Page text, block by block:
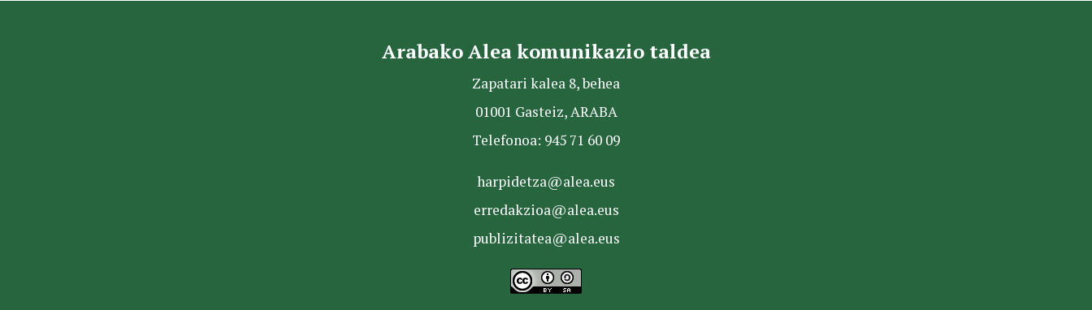
Arabako Alea komunikazio taldea
Zapatari kalea 8, behea
01001 Gasteiz, ARABA
Telefonoa: 945 71 60 09
harpidetza@alea.eus
erredakzioa@alea.eus
publizitatea@alea.eus